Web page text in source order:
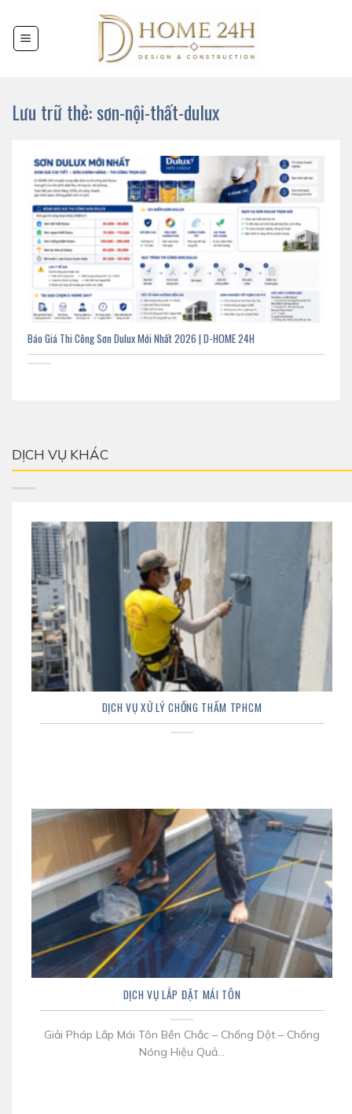
đến
nội
Lưu trữ thẻ:sơn-nội-thất-dulux
Báo Giá Thi Công Sơn Dulux Mới Nhất 2026 | D-HOME 24H
DỊCH VỤ KHÁC
DỊCH VỤ XỬ LÝ CHỐNG THẤM TPHCM
DỊCH VỤ LẮP ĐẶT MÁI TÔN
Giải Pháp Lắp Mái Tôn Bền Chắc – Chống Dột – Chống
Nóng Hiệu Quả...